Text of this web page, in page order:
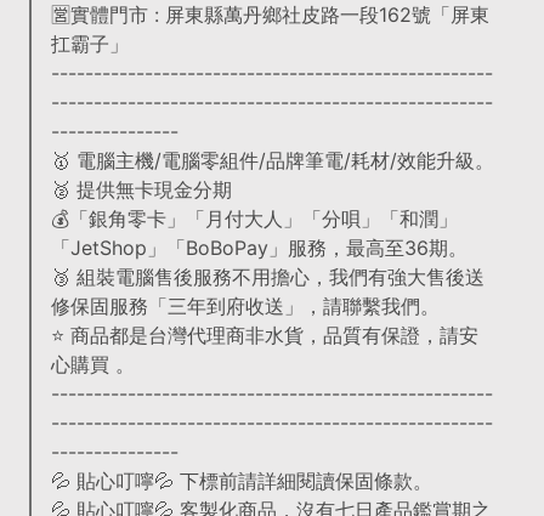
🈺實體門市 : 屏東縣萬丹鄉社皮路一段162號「屏東
扛霸子」
----------------------------------------------------
----------------------------------------------------
---------------
🥇 電腦主機/電腦零組件/品牌筆電/耗材/效能升級。
🥈 提供無卡現金分期
💰「銀角零卡」「月付大人」「分唄」「和潤」
「JetShop」「BoBoPay」服務，最高至36期。
🥉 組裝電腦售後服務不用擔心，我們有強大售後送
修保固服務「三年到府收送」，請聯繫我們。
⭐️ 商品都是台灣代理商非水貨，品質有保證，請安
心購買 。
----------------------------------------------------
----------------------------------------------------
---------------
💦 貼心叮嚀💦 下標前請詳細閱讀保固條款。
💦 貼心叮嚀💦 客製化商品，沒有七日產品鑑賞期之